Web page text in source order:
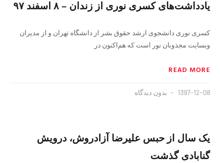
یادداشت‌های کسری نوری از زندان – ۸ اسفند ۹۷
کسری نوری دانشجوی ارشد حقوق بشر از دانشگاه تهران و از مدیران
وبسایت مجذوبان نور است که هم‌اکنون در
READ MORE
1397-12-08 بدون دیدگاه
یک سال از حبس علیرضا آزادروش، درویش
گنابادی گذشت